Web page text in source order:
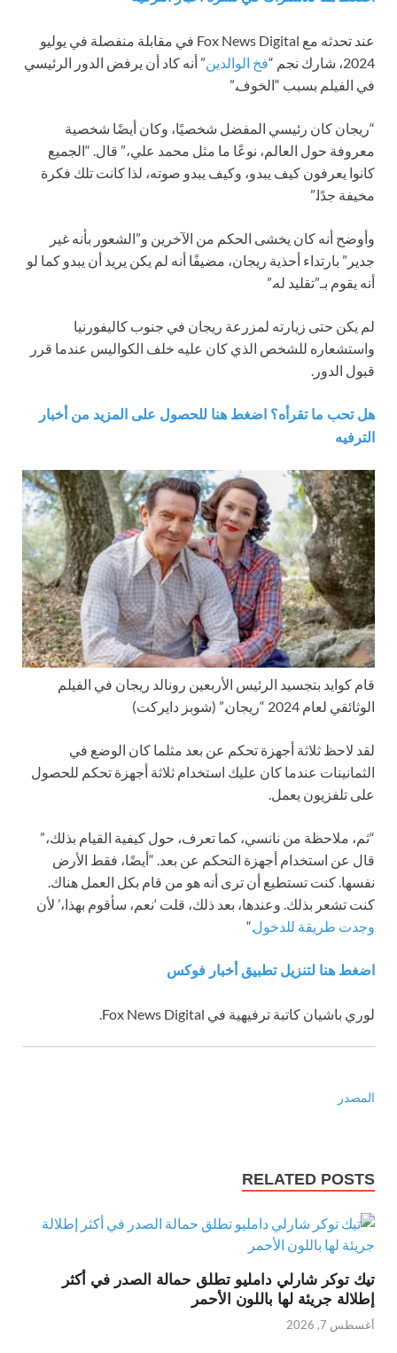
عند تحدثه مع Fox News Digital في مقابلة منفصلة في يوليو
2024، شارك نجم “
فخ الوالدين” أنه كاد أن يرفض الدور الرئيسي
في الفيلم بسبب “الخوف.”
“ريجان كان رئيسي المفضل شخصيًا، وكان أيضًا شخصية
معروفة حول العالم، نوعًا ما مثل محمد علي،” قال. “الجميع
كانوا يعرفون كيف يبدو، وكيف يبدو صوته، لذا كانت تلك فكرة
مخيفة جدًا.”
وأوضح أنه كان يخشى الحكم من الآخرين و”الشعور بأنه غير
جدير” بارتداء أحذية ريجان، مضيفًا أنه لم يكن يريد أن يبدو كما لو
أنه يقوم بـ”تقليد له.”
لم يكن حتى زيارته لمزرعة ريجان في جنوب كاليفورنيا
واستشعاره للشخص الذي كان عليه خلف الكواليس عندما قرر
قبول الدور.
هل تحب ما تقرأه؟ اضغط هنا للحصول على المزيد من أخبار
الترفيه
قام كوايد بتجسيد الرئيس الأربعين رونالد ريجان في الفيلم
الوثائقي لعام 2024 “ريجان.”
(شوبز دايركت)
لقد لاحظ ثلاثة أجهزة تحكم عن بعد مثلما كان الوضع في
الثمانينات عندما كان عليك استخدام ثلاثة أجهزة تحكم للحصول
على تلفزيون يعمل.
“ثم، ملاحظة من نانسي، كما تعرف، حول كيفية القيام بذلك،”
قال عن استخدام أجهزة التحكم عن بعد. “أيضًا، فقط الأرض
نفسها. كنت تستطيع أن ترى أنه هو من قام بكل العمل هناك.
كنت تشعر بذلك. وعندها، بعد ذلك، قلت ‘نعم، سأقوم بهذا،’ لأن
وجدت طريقة للدخول.“
اضغط هنا لتنزيل تطبيق أخبار فوكس
لوري باشيان كاتبة ترفيهية في Fox News Digital.
المصدر
RELATED POSTS
تيك توكر شارلي دامليو تطلق حمالة الصدر في أكثر
إطلالة جريئة لها باللون الأحمر
أغسطس 7, 2026